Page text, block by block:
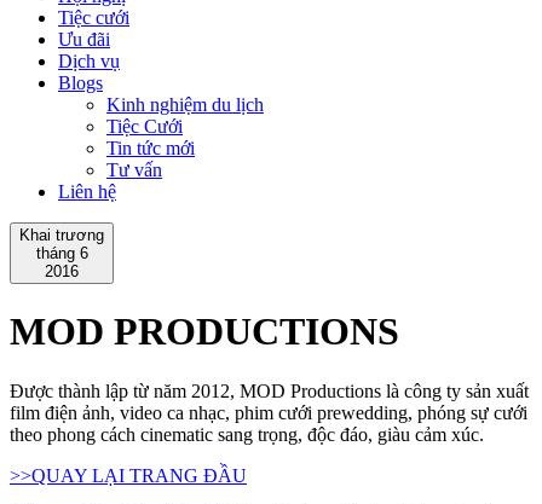
Tiệc cưới
Ưu đãi
Dịch vụ
Blogs
Kinh nghiệm du lịch
Tiệc Cưới
Tin tức mới
Tư vấn
Liên hệ
Khai trương
tháng 6
2016
MOD PRODUCTIONS
Được thành lập từ năm 2012, MOD Productions là công ty sản xuất
film điện ảnh, video ca nhạc, phim cưới prewedding, phóng sự cưới
theo phong cách cinematic sang trọng, độc đáo, giàu cảm xúc.
>>QUAY LẠI TRANG ĐẦU